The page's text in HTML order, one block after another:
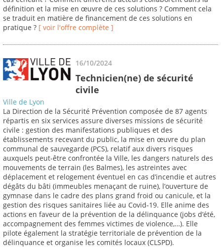
définition et la mise en œuvre de ces solutions ? Comment cela
se traduit en matière de financement de ces solutions en
pratique ? [ voir l'offre complète ]
16/10/2024
Technicien(ne) de sécurité
civile
Ville de Lyon
La Direction de la Sécurité Prévention composée de 87 agents
répartis en six services assure diverses missions de sécurité
civile : gestion des manifestations publiques et des
établissements recevant du public, la mise en œuvre du plan
communal de sauvegarde (PCS), relatif aux divers risques
auxquels peut-être confrontée la Ville, les dangers naturels des
mouvements de terrain (les Balmes), les astreintes avec
déplacement et relogement éventuel en cas d’incendie et autres
dégâts du bâti (immeubles menaçant de ruine), l’ouverture de
gymnase dans le cadre des plans grand froid ou canicule, et la
gestion des risques sanitaires liée au Covid-19. Elle anime des
actions en faveur de la prévention de la délinquance (jobs d’été,
accompagnement des femmes victimes de violence,…). Elle
pilote également la stratégie territoriale de prévention de la
délinquance et organise les comités locaux (CLSPD).